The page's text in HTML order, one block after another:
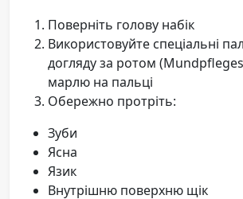
Поверніть голову набік
Використовуйте спеціальні
догляду за ротом
марлю на пальці
Обережно протріть:
Зуби
Ясна
Язик
Внутрішню поверхню щік